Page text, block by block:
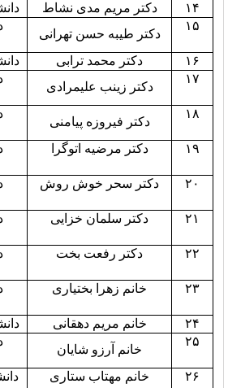
نشاط دانشکده علوم پزشکی ملایر
دانشگاه علوم پزشکی
همدان
ترابی دانشکده علوم پزشکی ملایر
دانشگاه علوم پزشکی
قزوین
دانشگاه علوم پزشکی
لرستان
اتوگرا
دانشگاه علوم پزشکی
خوش روش
دانشگاه علوم پزشکی
خزایی
دانشگاه علوم پزشکی
بخت
دانشگاه علوم پزشکی
بختیاری
دانشگاه علوم پزشکی
دهقانی دانشگاه علوم پزشکی گیلان
دانشگاه علوم پزشکی
همدان
ستاری
دانشگاه علوم پزشکی شهید